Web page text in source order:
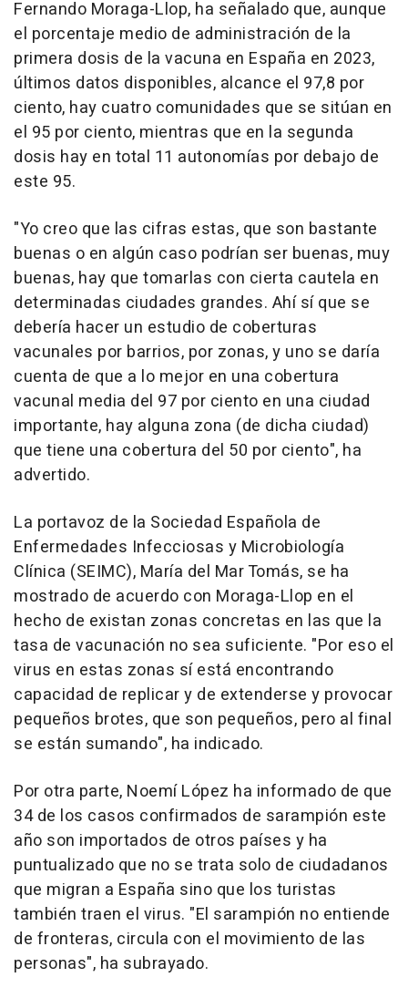
Fernando Moraga-Llop, ha señalado que, aunque
el porcentaje medio de administración de la
primera dosis de la vacuna en España en 2023,
últimos datos disponibles, alcance el 97,8 por
ciento, hay cuatro comunidades que se sitúan en
el 95 por ciento, mientras que en la segunda
dosis hay en total 11 autonomías por debajo de
este 95.
"Yo creo que las cifras estas, que son bastante
buenas o en algún caso podrían ser buenas, muy
buenas, hay que tomarlas con cierta cautela en
determinadas ciudades grandes. Ahí sí que se
debería hacer un estudio de coberturas
vacunales por barrios, por zonas, y uno se daría
cuenta de que a lo mejor en una cobertura
vacunal media del 97 por ciento en una ciudad
importante, hay alguna zona (de dicha ciudad)
que tiene una cobertura del 50 por ciento", ha
advertido.
La portavoz de la Sociedad Española de
Enfermedades Infecciosas y Microbiología
Clínica (SEIMC), María del Mar Tomás, se ha
mostrado de acuerdo con Moraga-Llop en el
hecho de existan zonas concretas en las que la
tasa de vacunación no sea suficiente. "Por eso el
virus en estas zonas sí está encontrando
capacidad de replicar y de extenderse y provocar
pequeños brotes, que son pequeños, pero al final
se están sumando", ha indicado.
Por otra parte, Noemí López ha informado de que
34 de los casos confirmados de sarampión este
año son importados de otros países y ha
puntualizado que no se trata solo de ciudadanos
que migran a España sino que los turistas
también traen el virus. "El sarampión no entiende
de fronteras, circula con el movimiento de las
personas", ha subrayado.